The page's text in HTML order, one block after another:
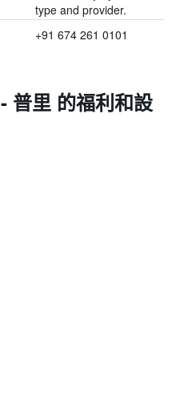
type and provider.
+91 674 261 0101
普里 的福利和設